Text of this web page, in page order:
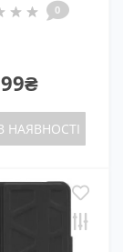
0
НАЯВНОСТІ